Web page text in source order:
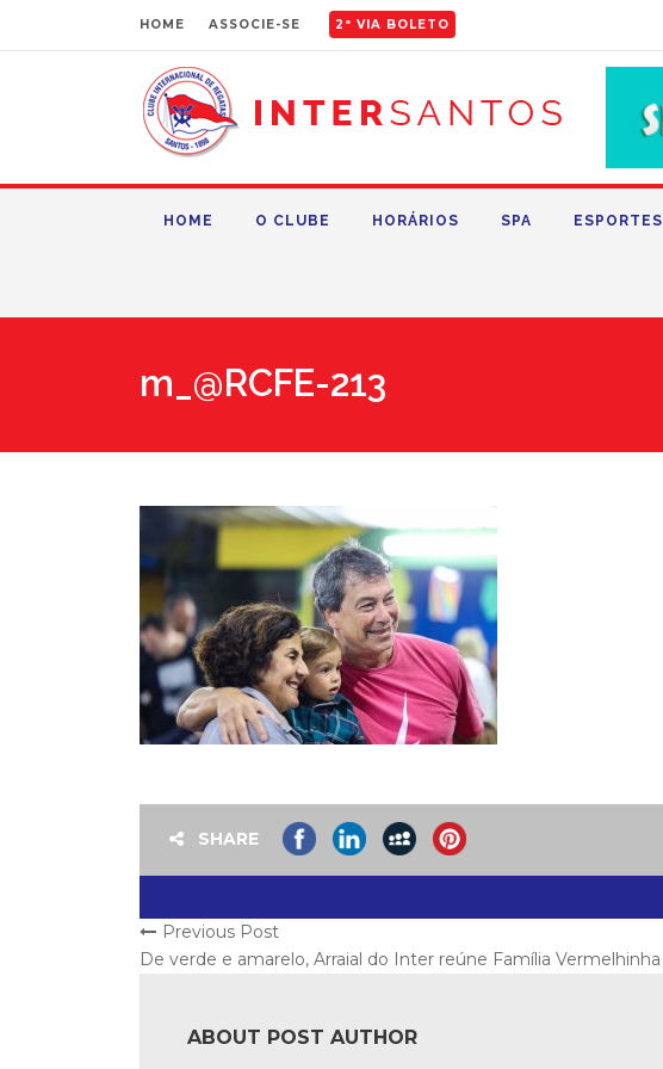
HOME ASSOCIE-SE 2ª VIA BOLETO
HOME O CLUBE HORÁRIOS SPA ESPORTES
m_@RCFE-213
SHARE
Previous Post
De verde e amarelo, Arraial do Inter reúne Família Vermelhinha
ABOUT POST AUTHOR